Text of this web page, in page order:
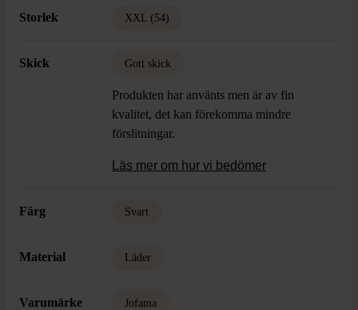
Storlek XXL (54)
Skick Gott skick
Produkten har använts men är av fin
kvalitet, det kan förekomma mindre
förslitningar.
Läs mer om hur vi bedömer
Färg Svart
Material Läder
Varumärke Jofama